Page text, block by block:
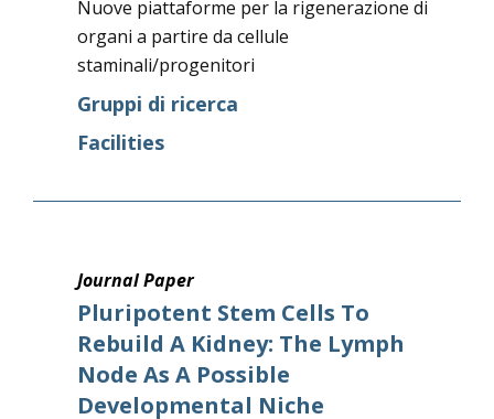
Nuove piattaforme per la rigenerazione di
organi a partire da cellule
staminali/progenitori
Gruppi di ricerca
Facilities
Journal Paper
Pluripotent Stem Cells To
Rebuild A Kidney: The Lymph
Node As A Possible
Developmental Niche